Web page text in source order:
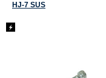
HJ-7 SUS